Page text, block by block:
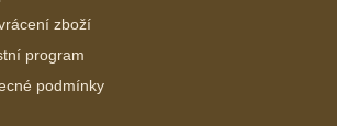
zboží
program
podmínky